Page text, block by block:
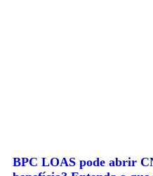
BPC LOAS pode abrir